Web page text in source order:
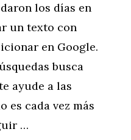
los días en
un texto con
en Google.
busca
ayude a las
es cada vez más
…